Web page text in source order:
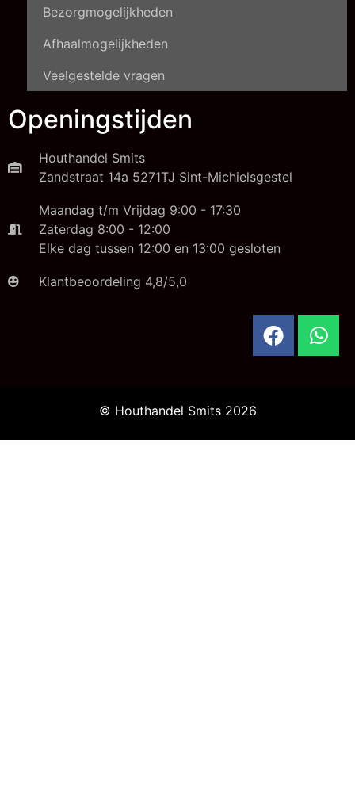
Bezorgmogelijkheden
Afhaalmogelijkheden
Veelgestelde vragen
Openingstijden
Houthandel Smits
Zandstraat 14a 5271TJ Sint-Michielsgestel
Maandag t/m Vrijdag 9:00 - 17:30
Zaterdag 8:00 - 12:00
Elke dag tussen 12:00 en 13:00 gesloten
Klantbeoordeling 4,8/5,0
© Houthandel Smits 2026